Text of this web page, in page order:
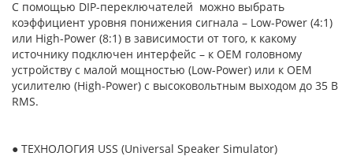
С помощью DIP-переключателей можно выбрать
коэффициент уровня понижения сигнала – Low-Power (4:1)
или High-Power (8:1) в зависимости от того, к какому
источнику подключен интерфейс – к ОЕМ головному
устройству с малой мощностью (Low-Power) или к ОЕМ
усилителю (High-Power) с высоковольтным выходом до 35 В
RMS.
● ТЕХНОЛОГИЯ USS (Universal Speaker Simulator)